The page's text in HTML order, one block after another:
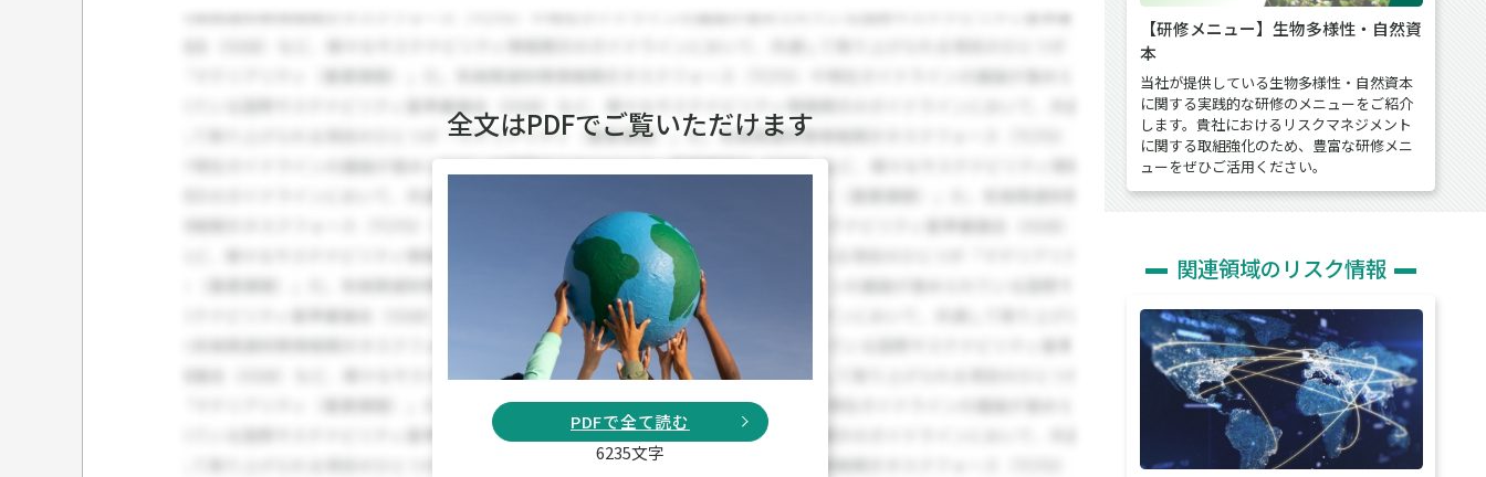
全文はPDFでご覧いただけます
PDFで全て読む
6235文字
【研修メニュー】生物多様性・自然資
本
当社が提供している生物多様性・自然資本
に関する実践的な研修のメニューをご紹介
します。貴社におけるリスクマネジメント
に関する取組強化のため、豊富な研修メニ
ューをぜひご活用ください。
関連領域のリスク情報